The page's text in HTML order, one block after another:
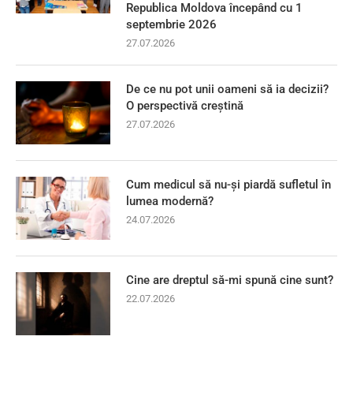
Republica Moldova începând cu 1
septembrie 2026
27.07.2026
De ce nu pot unii oameni să ia decizii?
O perspectivă creștină
27.07.2026
Cum medicul să nu-și piardă sufletul în
lumea modernă?
24.07.2026
Cine are dreptul să-mi spună cine sunt?
22.07.2026